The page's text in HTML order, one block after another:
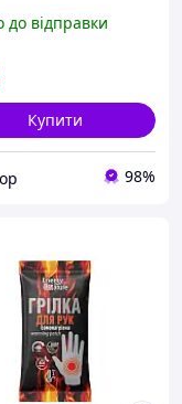
до відправки
Купити
98%